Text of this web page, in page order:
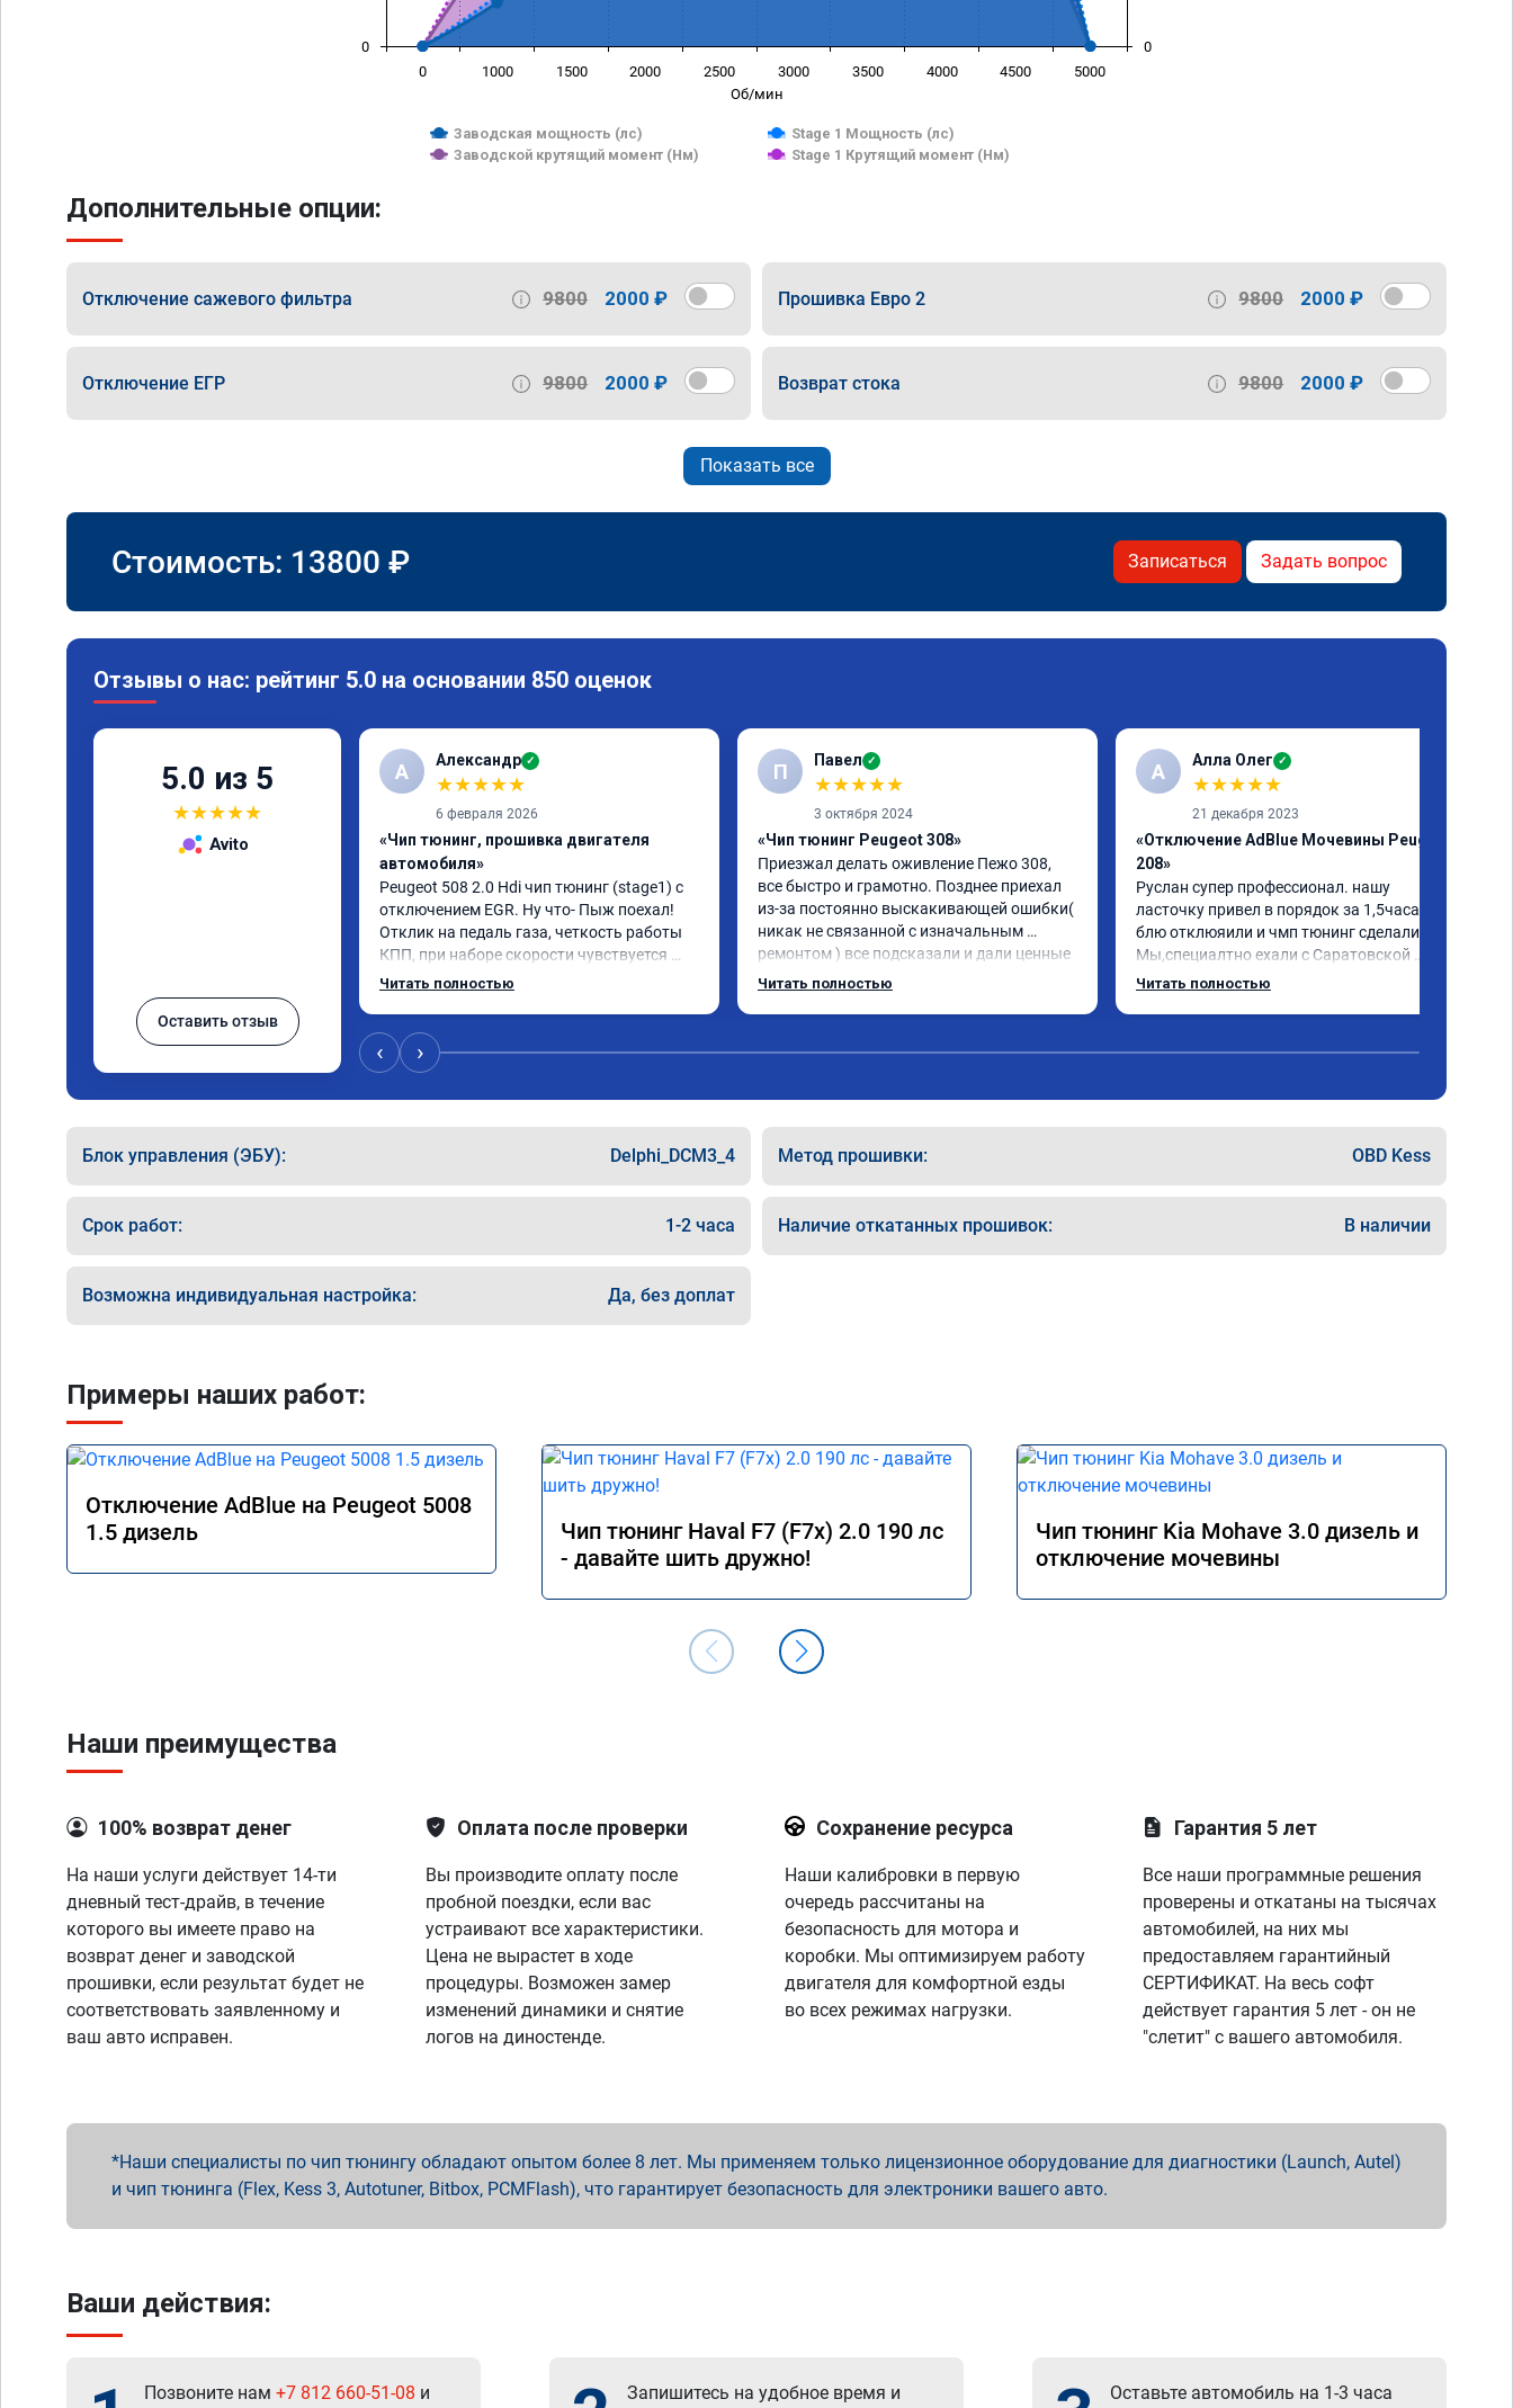
Об/мин
Заводская мощность (лс)
Stage 1 Мощность (лс)
Заводской крутящий момент (Нм)
Stage 1 Крутящий момент (Нм)
0 1000 1500 2000 2500 3000 3500 4000 4500 5000
0 0
Дополнительные опции:
Отключение сажевого фильтра 9800 2000 ₽ Прошивка Евро 2 9800 2000 ₽
Отключение ЕГР 9800 2000 ₽ Возврат стока 9800 2000 ₽
Показать все
Стоимость: 13800 ₽ Записаться Задать вопрос
Отзывы о нас: рейтинг 5.0 на основании 850 оценок
5.0 из 5
★★★★★
Avito
Оставить отзыв
А Александр ✓
★★★★★
6 февраля 2026
«Чип тюнинг, прошивка двигателя
автомобиля»
Peugeot 508 2.0 Hdi чип тюнинг (stage1) с
отключением EGR. Ну что- Пыж поехал!
Отклик на педаль газа, четкость работы
КПП, при наборе скорости чувствуется
солидный запас мощности. Ребята
Читать полностью
П Павел ✓
★★★★★
3 октября 2024
«Чип тюнинг Peugeot 308»
Приезжал делать оживление Пежо 308,
все быстро и грамотно. Позднее приехал
из-за постоянно выскакивающей ошибки(
никак не связанной с изначальным
ремонтом ) все подсказали и дали ценные
указания как поступить. Категорически
Читать полностью
А Алла Олег ✓
★★★★★
21 декабря 2023
«Отключение AdBlue Мочевины Peugeot
208»
Руслан супер профессионал. нашу
ласточку привел в порядок за 1,5часа и
блю отклюяили и чмп тюнинг сделали.
Мы,специалтно ехали с Саратовской
области до Самары и не зря. Но у них есть
Читать полностью
‹ ›
Блок управления (ЭБУ): Delphi_DCM3_4 Метод прошивки: OBD Kess
Срок работ: 1-2 часа Наличие откатанных прошивок: В наличии
Возможна индивидуальная настройка: Да, без доплат
Примеры наших работ:
Отключение AdBlue на Peugeot 5008
1.5 дизель
Чип тюнинг Haval F7 (F7x) 2.0 190 лс
- давайте шить дружно!
Чип тюнинг Kia Mohave 3.0 дизель и
отключение мочевины
Наши преимущества
100% возврат денег
На наши услуги действует 14-ти
дневный тест-драйв, в течение
которого вы имеете право на
возврат денег и заводской
прошивки, если результат будет не
соответствовать заявленному и
ваш авто исправен.
Оплата после проверки
Вы производите оплату после
пробной поездки, если вас
устраивают все характеристики.
Цена не вырастет в ходе
процедуры. Возможен замер
изменений динамики и снятие
логов на диностенде.
Сохранение ресурса
Наши калибровки в первую
очередь рассчитаны на
безопасность для мотора и
коробки. Мы оптимизируем работу
двигателя для комфортной езды
во всех режимах нагрузки.
Гарантия 5 лет
Все наши программные решения
проверены и откатаны на тысячах
автомобилей, на них мы
предоставляем гарантийный
СЕРТИФИКАТ. На весь софт
действует гарантия 5 лет - он не
"слетит" с вашего автомобиля.
Наши специалисты по чип тюнингу обладают опытом более 8 лет. Мы применяем только лицензионное оборудование для диагностики (Launch, Autel)
и чип тюнинга (Flex, Kess 3, Autotuner, Bitbox, PCMFlash), что гарантирует безопасность для электроники вашего авто.
Ваши действия:
Позвоните нам +7 812 660-51-08 и Запишитесь на удобное время и Оставьте автомобиль на 1-3 часа